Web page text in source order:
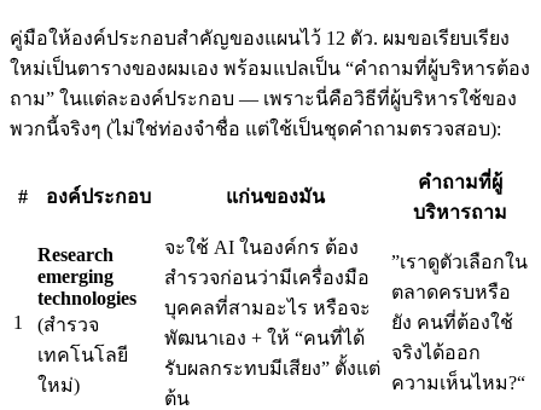
คู่มือให้องค์ประกอบสำคัญของแผนไว้ 12 ตัว. ผมขอเรียบเรียง
ใหม่เป็นตารางของผมเอง พร้อมแปลเป็น “คำถามที่ผู้บริหารต้อง
ถาม” ในแต่ละองค์ประกอบ — เพราะนี่คือวิธีที่ผู้บริหารใช้ของ
พวกนี้จริงๆ (ไม่ใช่ท่องจำชื่อ แต่ใช้เป็นชุดคำถามตรวจสอบ):
# องค์ประกอบ แก่นของมัน
คำถามที่ผู้
บริหารถาม
1
Research
emerging
technologies
(สำรวจ
เทคโนโลยี
ใหม่)
จะใช้ AI ในองค์กร ต้อง
สำรวจก่อนว่ามีเครื่องมือ
บุคคลที่สามอะไร หรือจะ
พัฒนาเอง + ให้ “คนที่ได้
รับผลกระทบมีเสียง” ตั้งแต่
ต้น
”เราดูตัวเลือกใน
ตลาดครบหรือ
ยัง คนที่ต้องใช้
จริงได้ออก
ความเห็นไหม?“